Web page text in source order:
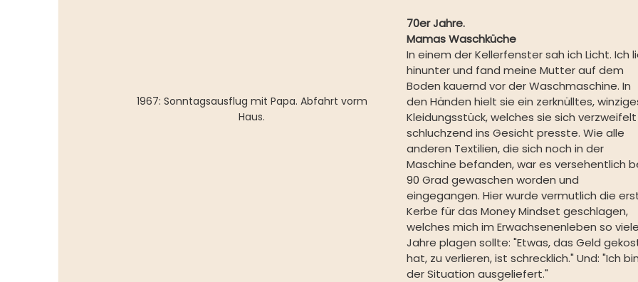
1967: Sonntagsausflug mit Papa. Abfahrt vorm
Haus.
70er Jahre.
Mamas Waschküche
In einem der Kellerfenster sah ich Licht. Ich
hinunter und fand meine Mutter auf dem
Boden kauernd vor der Waschmaschine. In
den Händen hielt sie ein zerknülltes,
Kleidungsstück, welches sie sich verzweifelt
schluchzend ins Gesicht presste. Wie alle
anderen Textilien, die sich noch in der
Maschine befanden, war es versehentlich
90 Grad gewaschen worden und
eingegangen. Hier wurde vermutlich die
Kerbe für das Money Mindset geschlagen,
welches mich im Erwachsenenleben so viele
Jahre plagen sollte: "Etwas, das Geld
hat, zu verlieren, ist schrecklich." Und: "Ich bin
der Situation ausgeliefert."